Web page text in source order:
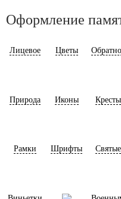
Оформление
Лицевое Цветы
Природа Иконы Кресты
Рамки Шрифты Святые